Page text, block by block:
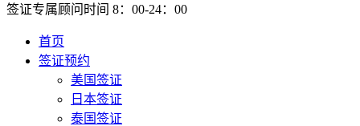
签证专属顾问时间 8：00-24：00
首页
签证预约
美国签证
日本签证
泰国签证